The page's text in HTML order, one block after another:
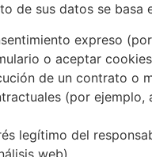
de sus datos se basa
expreso
o aceptar
de un contrato o
(por ejemplo,
legítimo del
web).